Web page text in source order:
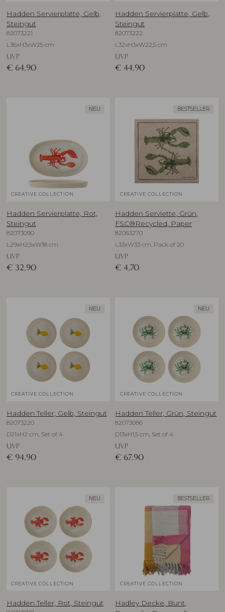
Hadden Servierplatte, Gelb,
Steingut
82073221
L36xH3xW25 cm
UVP
€ 64,90
Hadden Servierplatte, Gelb,
Steingut
82073222
L32xH3xW22,5 cm
UVP
€ 44,90
NEU
CREATIVE COLLECTION
Hadden Servierplatte, Rot,
Steingut
82073090
L29xH2,5xW18 cm
UVP
€ 32,90
BESTSELLER
CREATIVE COLLECTION
Hadden Serviette, Grün,
FSC®Recycled, Paper
82063270
L33xW33 cm, Pack of 20
UVP
€ 4,70
NEU
CREATIVE COLLECTION
Hadden Teller, Gelb, Steingut
82073220
D21xH2 cm, Set of 4
UVP
€ 94,90
NEU
CREATIVE COLLECTION
Hadden Teller, Grün, Steingut
82073086
D13xH1,5 cm, Set of 4
UVP
€ 67,90
NEU
CREATIVE COLLECTION
Hadden Teller, Rot, Steingut
BESTSELLER
CREATIVE COLLECTION
Hadley Decke, Bunt,